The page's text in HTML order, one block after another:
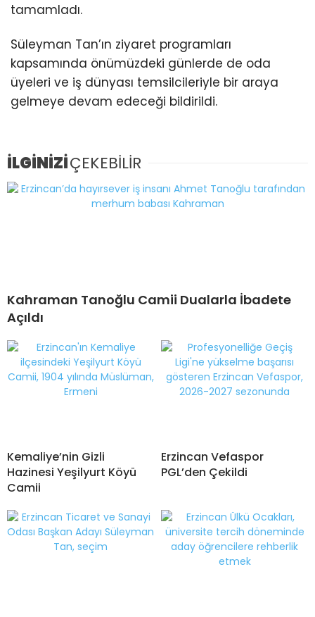
tamamladı.
Süleyman Tan’ın ziyaret programları
kapsamında önümüzdeki günlerde de oda
üyeleri ve iş dünyası temsilcileriyle bir araya
gelmeye devam edeceği bildirildi.
İLGİNİZİÇEKEBİLİR
Kahraman Tanoğlu Camii Dualarla İbadete
Açıldı
Kemaliye’nin Gizli
Hazinesi Yeşilyurt Köyü
Camii
Erzincan Vefaspor
PGL’den Çekildi